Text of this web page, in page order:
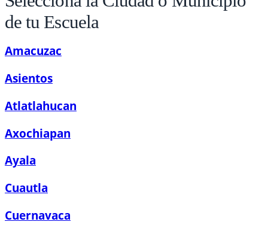
de tu Escuela
Amacuzac
Asientos
Atlatlahucan
Axochiapan
Ayala
Cuautla
Cuernavaca